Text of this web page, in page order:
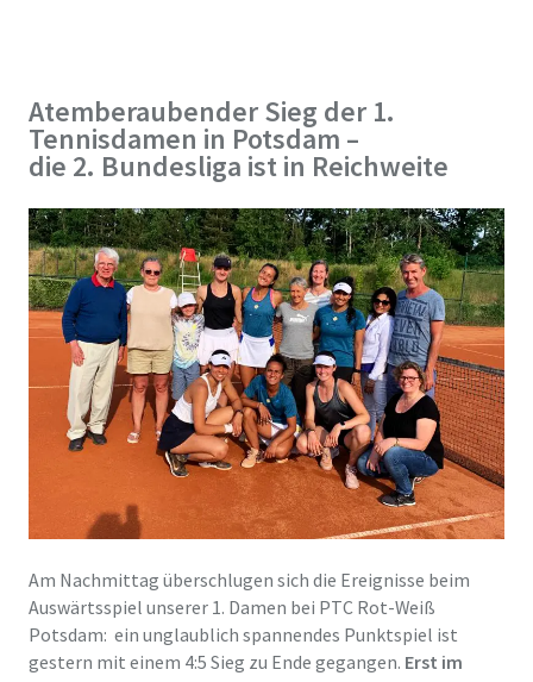
Atemberaubender Sieg der 1.
Tennisdamen in Potsdam –
die 2. Bundesliga ist in Reichweite
Am Nachmittag überschlugen sich die Ereignisse beim
Auswärtsspiel unserer 1. Damen bei PTC Rot-Weiß
Potsdam: ein unglaublich spannendes Punktspiel ist
gestern mit einem 4:5 Sieg zu Ende gegangen. Erst im